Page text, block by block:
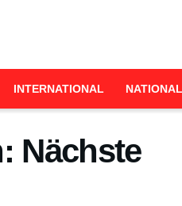
INTERNATIONAL
Nächste